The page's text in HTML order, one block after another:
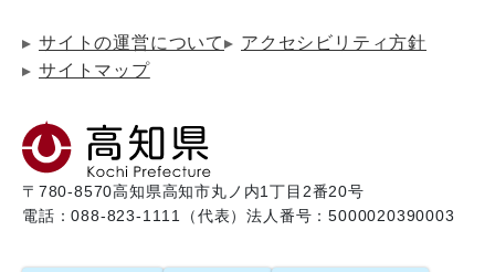
サイトの運営について
アクセシビリティ方針
サイトマップ
〒780-8570高知県高知市丸ノ内1丁目2番20号
電話：088-823-1111（代表）法人番号：5000020390003